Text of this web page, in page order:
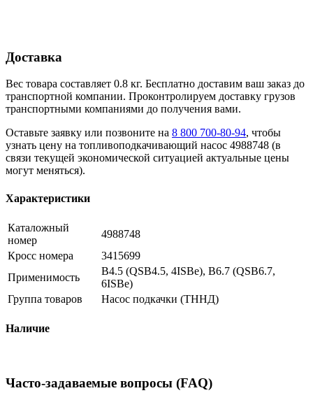
Доставка
Вес товара составляет 0.8 кг. Бесплатно доставим ваш заказ до
транспортной компании. Проконтролируем доставку грузов
транспортными компаниями до получения вами.
Оставьте заявку или позвоните на 8 800 700-80-94, чтобы
узнать цену на топливоподкачивающий насос 4988748 (в
связи текущей экономической ситуацией актуальные цены
могут меняться).
Характеристики
Каталожный
номер
4988748
Кросс номера
3415699
Применимость
B4.5 (QSB4.5, 4ISBe), B6.7 (QSB6.7,
6ISBe)
Группа товаров
Насос подкачки (ТННД)
Наличие
Часто-задаваемые вопросы (FAQ)